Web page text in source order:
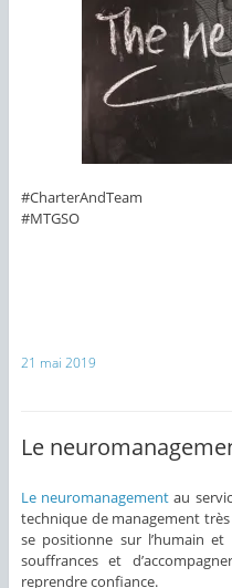
#CharterAndTeam
#MTGSO
21 mai 2019
Le
Le neuromanagement au
technique de management
se positionne sur l’humain
souffrances et
reprendre confiance.